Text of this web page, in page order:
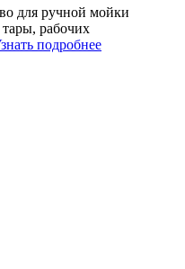
для ручной мойки
рабочих
подробнее